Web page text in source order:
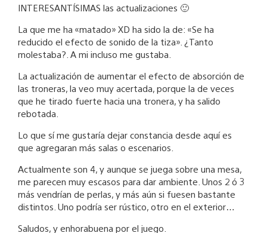
INTERESANTÍSIMAS las actualizaciones 🙂
La que me ha «matado» XD ha sido la de: «Se ha
reducido el efecto de sonido de la tiza». ¿Tanto
molestaba?. A mi incluso me gustaba.
La actualización de aumentar el efecto de absorción de
las troneras, la veo muy acertada, porque la de veces
que he tirado fuerte hacia una tronera, y ha salido
rebotada.
Lo que sí me gustaría dejar constancia desde aquí es
que agregaran más salas o escenarios.
Actualmente son 4, y aunque se juega sobre una mesa,
me parecen muy escasos para dar ambiente. Unos 2 ó 3
más vendrían de perlas, y más aún si fuesen bastante
distintos. Uno podría ser rústico, otro en el exterior…
Saludos, y enhorabuena por el juego.